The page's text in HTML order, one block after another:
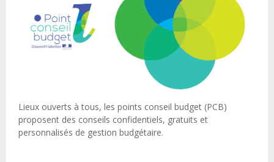
Lieux ouverts à tous, les points conseil budget (PCB)
proposent des conseils confidentiels, gratuits et
personnalisés de gestion budgétaire.